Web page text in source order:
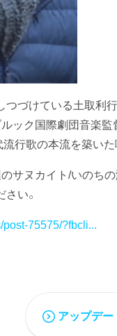
づけている土取利
ック国際劇団音楽
行歌の本流を築い
サヌカイト/いのち
い。
75575/?fbcli...
アップデ